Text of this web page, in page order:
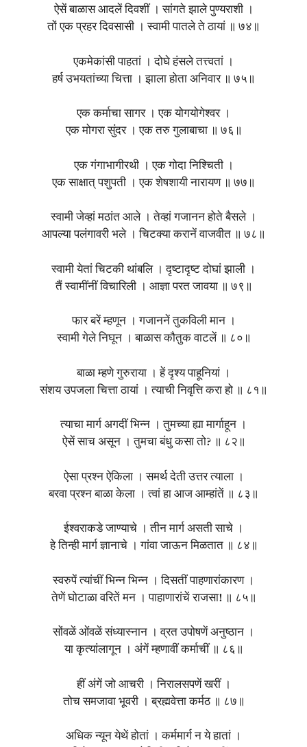
ऐसें बाळास आदलें दिवशीं । सांगते झाले पुण्यराशी ।
तों एक प्रहर दिवसासी । स्वामी पातले ते ठायां ॥ ७४॥
एकमेकांसी पाहतां । दोघे हंसले तत्त्वतां ।
हर्ष उभयतांच्या चित्ता । झाला होता अनिवार ॥ ७५॥
एक कर्माचा सागर । एक योगयोगेश्वर ।
एक मोगरा सुंदर । एक तरु गुलाबाचा ॥ ७६॥
एक गंगाभागीरथी । एक गोदा निश्चिती ।
एक साक्षात् पशुपती । एक शेषशायी नारायण ॥ ७७॥
स्वामी जेव्हां मठांत आले । तेव्हां गजानन होते बैसले ।
आपल्या पलंगावरी भले । चिटक्या करानें वाजवीत ॥ ७८॥
स्वामी येतां चिटकी थांबलि । दृष्टादृष्ट दोघां झाली ।
तैं स्वामींनीं विचारिली । आज्ञा परत जावया ॥ ७९॥
फार बरें म्हणून । गजाननें तुकविली मान ।
स्वामी गेले निघून । बाळास कौतुक वाटलें ॥ ८०॥
बाळा म्हणे गुरुराया । हें दृश्य पाहूनियां ।
संशय उपजला चित्ता ठायां । त्याची निवृत्ति करा हो ॥ ८१॥
त्याचा मार्ग अगदीं भिन्न । तुमच्या ह्या मार्गाहून ।
ऐसें साच असून । तुमचा बंधु कसा तो? ॥ ८२॥
ऐसा प्रश्न ऐकिला । समर्थ देती उत्तर त्याला ।
बरवा प्रश्न बाळा केला । त्वां हा आज आम्हांतें ॥ ८३॥
ईश्वराकडे जाण्याचे । तीन मार्ग असती साचे ।
हे तिन्ही मार्ग ज्ञानाचे । गांवा जाऊन मिळतात ॥ ८४॥
स्वरुपें त्यांचीं भिन्न भिन्न । दिसतीं पाहणारांकारण ।
तेणें घोटाळा वरितें मन । पाहाणारांचें राजसा! ॥ ८५॥
सोंवळें ओंवळें संध्यास्नान । व्रत उपोषणें अनुष्ठान ।
या कृत्यांलागून । अंगें म्हणावीं कर्माचीं ॥ ८६॥
हीं अंगें जो आचरी । निरालसपणें खरीं ।
तोच समजावा भूवरी । ब्रह्मवेत्ता कर्मठ ॥ ८७॥
अधिक न्यून येथें होतां । कर्ममार्ग न ये हातां ।